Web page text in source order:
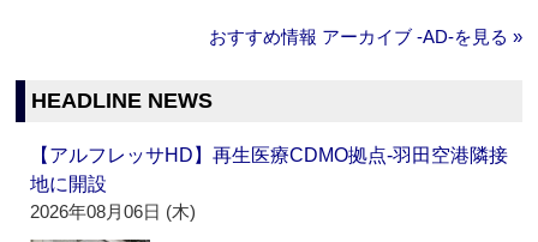
おすすめ情報 アーカイブ ‐AD‐を見る »
HEADLINE NEWS
【アルフレッサHD】再生医療CDMO拠点‐羽田空港隣接
地に開設
2026年08月06日 (木)